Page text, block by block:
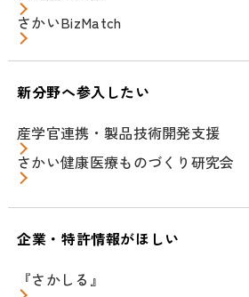
さかいBizMatch
新分野へ参入したい
産学官連携・製品技術開発支援
さかい健康医療ものづくり研究会
企業・特許情報がほしい
『さかしる』